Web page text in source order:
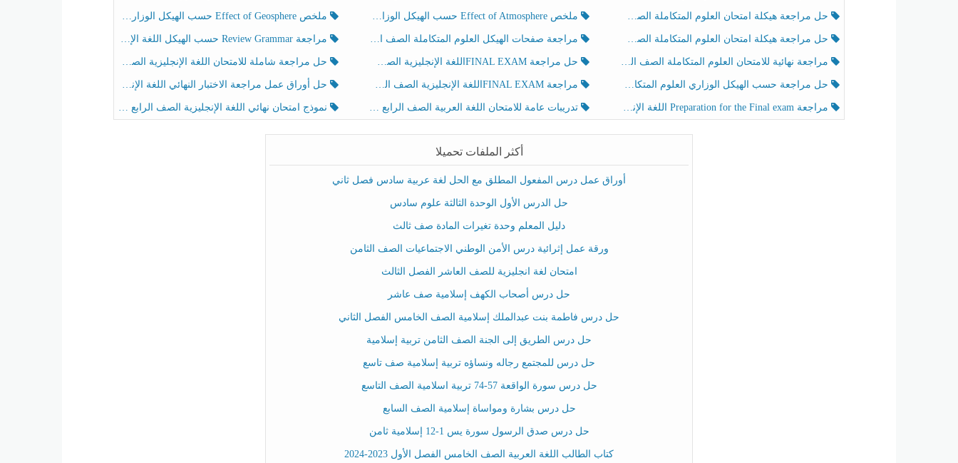
حل مراجعة هيكلة امتحان العلوم المتكاملة الصف الخامس انسبير الفصل الثالث ملخص Effect of Atmosphere حسب الهيكل الوزاري العلوم المتكاملة الصف الخامس انسبير الفصل الثالث ملخص Effect of Geosphere حسب الهيكل الوزاري العلوم المتكاملة الصف الخامس انسبير الفصل الثالث
حل مراجعة هيكلة امتحان العلوم المتكاملة الصف الخامس عام الفصل الثالث مراجعة صفحات الهيكل العلوم المتكاملة الصف الخامس انسبير الفصل الثالث مراجعة Review Grammar حسب الهيكل اللغة الإنجليزية الصف الخامس الفصل الثالث
مراجعة نهائية للامتحان العلوم المتكاملة الصف الخامس انسبير الفصل الثالث حل مراجعة FINAL EXAMاللغة الإنجليزية الصف الخامس الفصل الثالث حل مراجعة شاملة للامتحان اللغة الإنجليزية الصف الخامس الفصل الثالث
حل مراجعة حسب الهيكل الوزاري العلوم المتكاملة الصف الخامس عام الفصل الثالث مراجعة FINAL EXAMاللغة الإنجليزية الصف الخامس الفصل الثالث حل أوراق عمل مراجعة الاختبار النهائي اللغة الإنجليزية الصف الرابع الفصل الثالث
مراجعة Preparation for the Final exam اللغة الإنجليزية الصف الرابع الفصل الثالث تدريبات عامة للامتحان اللغة العربية الصف الرابع الفصل الثالث نموذج امتحان نهائي اللغة الإنجليزية الصف الرابع الفصل الثالث
أكثر الملفات تحميلا
أوراق عمل درس المفعول المطلق مع الحل لغة عربية سادس فصل ثاني
حل الدرس الأول الوحدة الثالثة علوم سادس
دليل المعلم وحدة تغيرات المادة صف ثالث
ورقة عمل إثرائية درس الأمن الوطني الاجتماعيات الصف الثامن
امتحان لغة انجليزية للصف العاشر الفصل الثالث
حل درس أصحاب الكهف إسلامية صف عاشر
حل درس فاطمة بنت عبدالملك إسلامية الصف الخامس الفصل الثاني
حل درس الطريق إلى الجنة الصف الثامن تربية إسلامية
حل درس للمجتمع رجاله ونساؤه تربية إسلامية صف تاسع
حل درس سورة الواقعة 57-74 تربية اسلامية الصف التاسع
حل درس بشارة ومواساة إسلامية الصف السابع
حل درس صدق الرسول سورة يس 1-12 إسلامية ثامن
كتاب الطالب اللغة العربية الصف الخامس الفصل الأول 2023-2024